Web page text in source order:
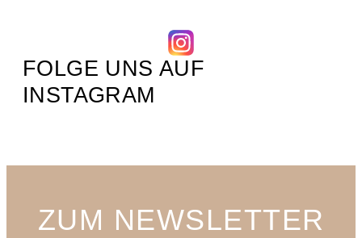
FOLGE UNS AUF
INSTAGRAM
ZUM NEWSLETTER